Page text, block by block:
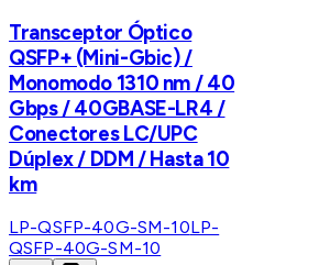
Transceptor Óptico
QSFP+ (Mini-Gbic) /
Monomodo 1310 nm / 40
Gbps / 40GBASE-LR4 /
Conectores LC/UPC
Dúplex / DDM / Hasta 10
km
LP-QSFP-40G-SM-10LP-
QSFP-40G-SM-10